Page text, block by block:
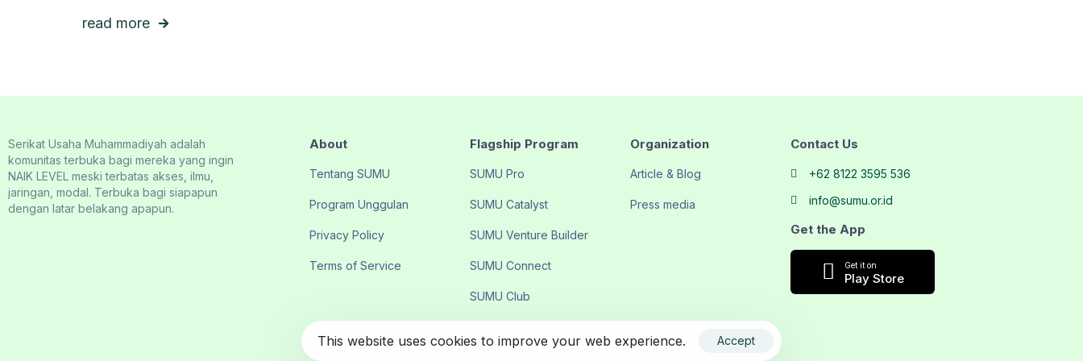
read more
Serikat Usaha Muhammadiyah adalah
komunitas terbuka bagi mereka yang ingin
NAIK LEVEL meski terbatas akses, ilmu,
jaringan, modal. Terbuka bagi siapapun
dengan latar belakang apapun.
About
Tentang SUMU
Program Unggulan
Privacy Policy
Terms of Service
Flagship Program
SUMU Pro
SUMU Catalyst
SUMU Venture Builder
SUMU Connect
SUMU Club
Organization
Article & Blog
Press media
Contact Us
+62 8122 3595 536
info@sumu.or.id
Get the App
Get it on
Play Store
This website uses cookies to improve your web experience. Accept